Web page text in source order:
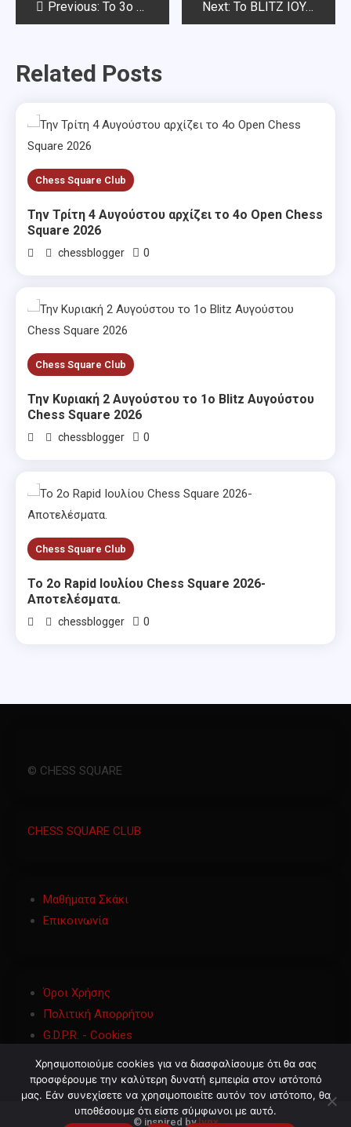
PostPrevious: Το 3ο Καλοκαιρινό open Chess Square 2025 μετά τον 5ο γύρο Next: Το BLITZ ΙΟΥΛΙΟΥ CHESSSQUARE 2025-Αποτελέσματα
Related Posts
Chess Square Club
Την Τρίτη 4 Αυγούστου αρχίζει το 4ο Open Chess
Square 2026
chessblogger 0
Chess Square Club
Την Κυριακή 2 Αυγούστου το 1ο Blitz Αυγούστου
Chess Square 2026
chessblogger 0
Chess Square Club
Το 2ο Rapid Ιουλίου Chess Square 2026-
Αποτελέσματα.
chessblogger 0
© CHESS SQUARE
CHESS SQUARE CLUB
Μαθήματα Σκάκι
Επικοινωνία
Όροι Χρήσης
Πολιτική Απορρήτου
G.D.P.R. - Cookies
© inspired bylynx
Χρησιμοποιούμε cookies για να διασφαλίσουμε ότι θα σας
προσφέρουμε την καλύτερη δυνατή εμπειρία στον ιστότοπό
μας. Εάν συνεχίσετε να χρησιμοποιείτε αυτόν τον ιστότοπο, θα
υποθέσουμε ότι είστε σύμφωνοι με αυτό.